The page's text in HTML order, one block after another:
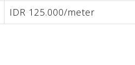
IDR 125.000/meter